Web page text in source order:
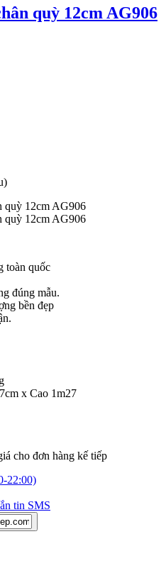
quỳ 12cm AG906
toàn quốc
đúng mẫu.
bền đẹp
x Cao 1m27
cho đơn hàng kế tiếp
22:00)
tin SMS